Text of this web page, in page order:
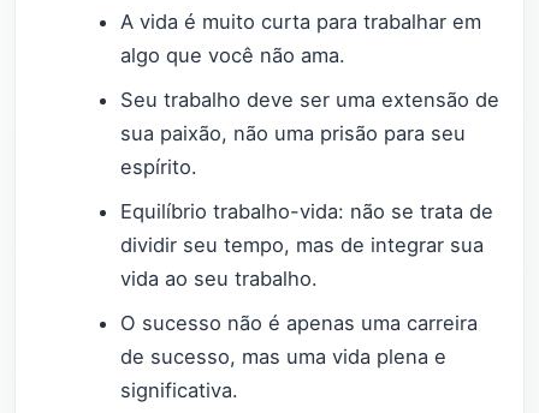
A vida é muito curta para trabalhar em
algo que você não ama.
Seu trabalho deve ser uma extensão de
sua paixão, não uma prisão para seu
espírito.
Equilíbrio trabalho-vida: não se trata de
dividir seu tempo, mas de integrar sua
vida ao seu trabalho.
O sucesso não é apenas uma carreira
de sucesso, mas uma vida plena e
significativa.